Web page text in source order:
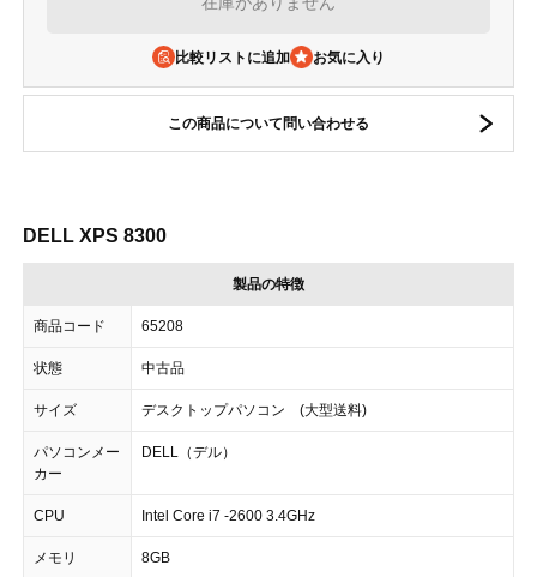
比較リストに追加
この商品について問い合わせる
DELL XPS 8300
製品の特徴
商品コード 65208
状態 中古品
サイズ デスクトップパソコン (大型送料)
パソコンメー
カー
DELL（デル）
CPU Intel Core i7 -2600 3.4GHz
メモリ 8GB